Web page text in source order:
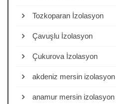
Tozkoparan İzolasyon
Çavuşlu İzolasyon
Çukurova İzolasyon
akdeniz mersin izolasyon
anamur mersin izolasyon